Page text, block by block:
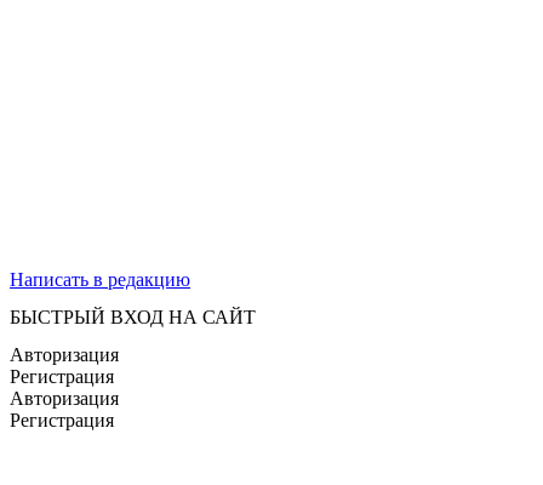
Написать в редакцию
БЫСТРЫЙ ВХОД НА САЙТ
Авторизация
Регистрация
Авторизация
Регистрация